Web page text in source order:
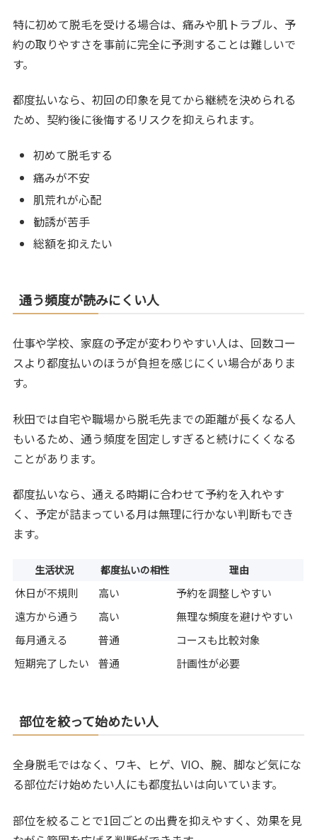
特に初めて脱毛を受ける場合は、痛みや肌トラブル、予
約の取りやすさを事前に完全に予測することは難しいで
す。
都度払いなら、初回の印象を見てから継続を決められる
ため、契約後に後悔するリスクを抑えられます。
初めて脱毛する
痛みが不安
肌荒れが心配
勧誘が苦手
総額を抑えたい
通う頻度が読みにくい人
仕事や学校、家庭の予定が変わりやすい人は、回数コー
スより都度払いのほうが負担を感じにくい場合がありま
す。
秋田では自宅や職場から脱毛先までの距離が長くなる人
もいるため、通う頻度を固定しすぎると続けにくくなる
ことがあります。
都度払いなら、通える時期に合わせて予約を入れやす
く、予定が詰まっている月は無理に行かない判断もでき
ます。
生活状況 都度払いの相性 理由
休日が不規則 高い
予約を調整しやすい
遠方から通う
高い
無理な頻度を避けやすい
毎月通える
普通
コースも比較対象
短期完了したい
普通 計画性が必要
部位を絞って始めたい人
全身脱毛ではなく、ワキ、ヒゲ、VIO、腕、脚など気にな
る部位だけ始めたい人にも都度払いは向いています。
部位を絞ることで1回ごとの出費を抑えやすく、効果を見